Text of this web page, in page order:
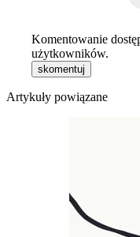
Komentowanie
użytkowników.
skomentuj
Artykuły powiązane